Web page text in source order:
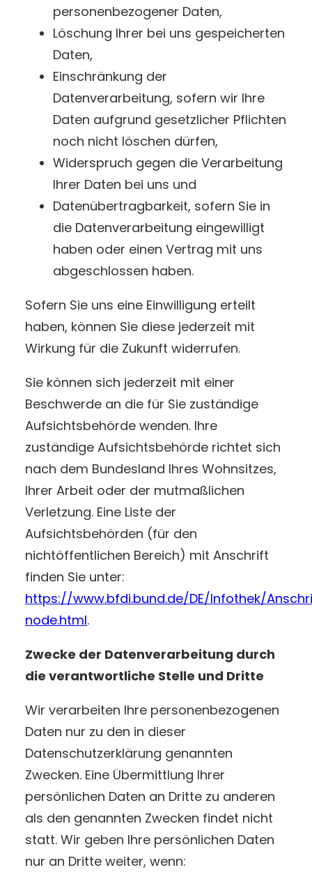
personenbezogener Daten,
Löschung Ihrer bei uns gespeicherten
Daten,
Einschränkung der
Datenverarbeitung, sofern wir Ihre
Daten aufgrund gesetzlicher Pflichten
noch nicht löschen dürfen,
Widerspruch gegen die Verarbeitung
Ihrer Daten bei uns und
Datenübertragbarkeit, sofern Sie in
die Datenverarbeitung eingewilligt
haben oder einen Vertrag mit uns
abgeschlossen haben.
Sofern Sie uns eine Einwilligung erteilt
haben, können Sie diese jederzeit mit
Wirkung für die Zukunft widerrufen.
Sie können sich jederzeit mit einer
Beschwerde an die für Sie zuständige
Aufsichtsbehörde wenden. Ihre
zuständige Aufsichtsbehörde richtet sich
nach dem Bundesland Ihres Wohnsitzes,
Ihrer Arbeit oder der mutmaßlichen
Verletzung. Eine Liste der
Aufsichtsbehörden (für den
nichtöffentlichen Bereich) mit Anschrift
finden Sie unter:
https://www.bfdi.bund.de/DE/Infothek/
node.html.
Zwecke der Datenverarbeitung durch
die verantwortliche Stelle und Dritte
Wir verarbeiten Ihre personenbezogenen
Daten nur zu den in dieser
Datenschutzerklärung genannten
Zwecken. Eine Übermittlung Ihrer
persönlichen Daten an Dritte zu anderen
als den genannten Zwecken findet nicht
statt. Wir geben Ihre persönlichen Daten
nur an Dritte weiter, wenn: